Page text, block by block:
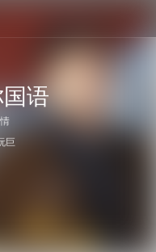
语
巨